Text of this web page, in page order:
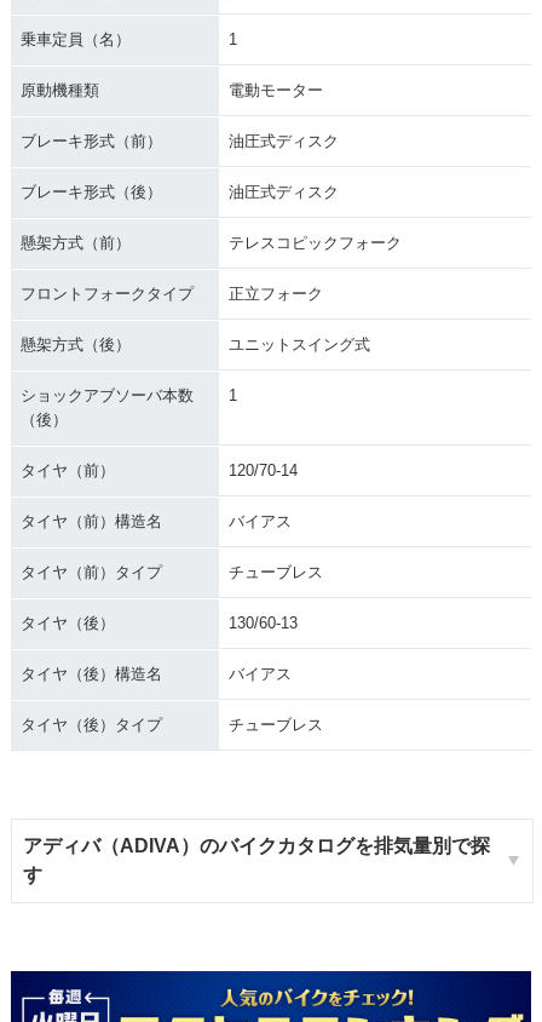
乗車定員（名） 1
原動機種類 電動モーター
ブレーキ形式（前） 油圧式ディスク
ブレーキ形式（後） 油圧式ディスク
懸架方式（前） テレスコピックフォーク
フロントフォークタイプ 正立フォーク
懸架方式（後） ユニットスイング式
ショックアブソーバ本数
（後）
1
タイヤ（前） 120/70-14
タイヤ（前）構造名 バイアス
タイヤ（前）タイプ チューブレス
タイヤ（後） 130/60-13
タイヤ（後）構造名 バイアス
タイヤ（後）タイプ チューブレス
アディバ（ADIVA）のバイクカタログを排気量別で探
す